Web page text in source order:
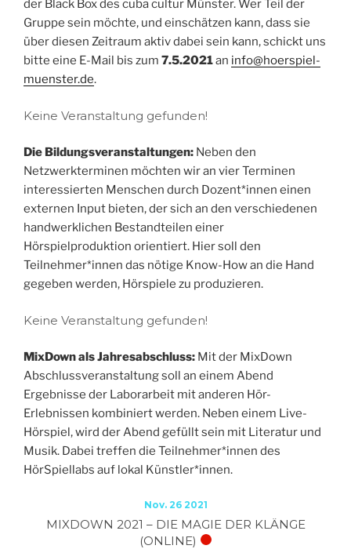
der Black Box des cuba cultur Münster. Wer Teil der
Gruppe sein möchte, und einschätzen kann, dass sie
über diesen Zeitraum aktiv dabei sein kann, schickt uns
bitte eine E-Mail bis zum 7.5.2021an info@hoerspiel-
muenster.de.
Keine Veranstaltung gefunden!
Die Bildungsveranstaltungen: Neben den
Netzwerkterminen möchten wir an vier Terminen
interessierten Menschen durch Dozent*innen einen
externen Input bieten, der sich an den verschiedenen
handwerklichen Bestandteilen einer
Hörspielproduktion orientiert. Hier soll den
Teilnehmer*innen das nötige Know-How an die Hand
gegeben werden, Hörspiele zu produzieren.
Keine Veranstaltung gefunden!
MixDown als Jahresabschluss: Mit der MixDown
Abschlussveranstaltung soll an einem Abend
Ergebnisse der Laborarbeit mit anderen Hör-
Erlebnissen kombiniert werden. Neben einem Live-
Hörspiel, wird der Abend gefüllt sein mit Literatur und
Musik. Dabei treffen die Teilnehmer*innen des
HörSpiellabs auf lokal Künstler*innen.
Nov. 26 2021
MIXDOWN 2021 – DIE MAGIE DER KLÄNGE
(ONLINE)